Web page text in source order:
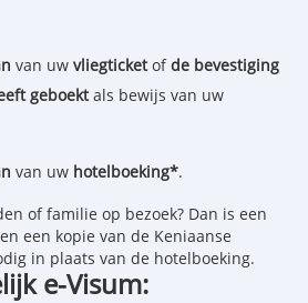
van uw vliegticketofde bevestiging
geboektals bewijs van uw
van uw hotelboeking*.
of familie op bezoek? Dan is een
een kopie van de Keniaanse
in plaats van de hotelboeking.
e-Visum: